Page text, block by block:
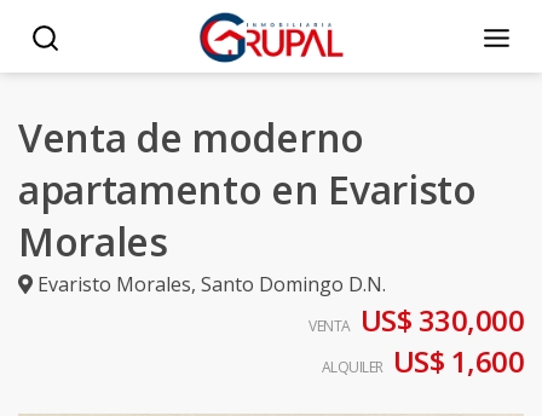
Venta de moderno
apartamento en Evaristo
Morales
Evaristo Morales, Santo Domingo D.N.
VENTA US$ 330,000
ALQUILER US$ 1,600